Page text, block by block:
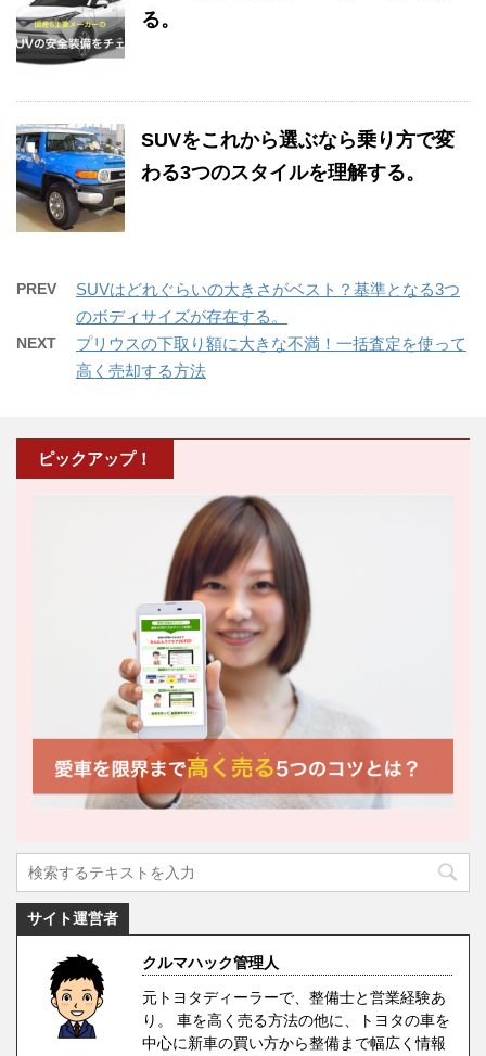
る。
SUVをこれから選ぶなら乗り方で変
わる3つのスタイルを理解する。
PREV
SUVはどれぐらいの大きさがベスト？基準となる3つ
のボディサイズが存在する。
NEXT
プリウスの下取り額に大きな不満！一括査定を使って
高く売却する方法
ピックアップ！
サイト運営者
クルマハック管理人
元トヨタディーラーで、整備士と営業経験あ
り。 車を高く売る方法の他に、トヨタの車を
中心に新車の買い方から整備まで幅広く情報